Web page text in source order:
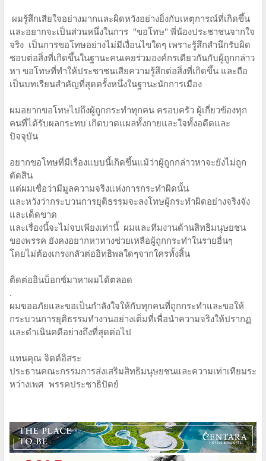
ผมรู้สึกเสียใจอย่างมากและผิดหวังอย่างยิ่งกับเหตุการณ์ที่เกิดขึ้น
และอยากจะเป็นส่วนหนึ่ง​ในการ "ขอโทษ" พี่น้องประชาชน​จากใจ
จริง เป็น​การขอโทษ​อย่างไม่มีเงื่อนไขใดๆ เพราะรู้สึก​สำนึกรับผิด
ชอบ​ต่อสิ่งที่เกิดขึ้น​ในฐานะคนเคยร่วมองค์กร​เดียวกัน​กับผู้ถูกกล่าว
หา ขอโทษ​ที่ทำให้ประชาชน​เสียความรู้สึก​ต่อสิ่งที่เกิดขึ้น​ และถือ
เป็น​บทเรียน​สำคัญ​ที่สุดครั้งหนึ่ง​ในฐานะ​นักการเมือง​
ผมอยากขอโทษ​ไปถึงผู้​ถูก​กระทำทุกคน ครอบครัว​ ผู้เกี่ยวข้อง​ทุก
คนที่ได้รับผลกระทบ​ เกิดบาดแผลทั้งกายและใจทั้งอดีตและ
ปัจจุบัน​
อยากขอโทษ​ที่มีเรื่องแบบนี้​เกิดขึ้น​แม้ว่าผู้ถูกกล่าวหา​จะยังไม่ถูก
ตัดสิน
แต่ผมเ​ชื่อว่า​มีมูลความจริง​แห่งการกระทำผิดนั้น
และหวังว่ากระบวนการ​ยุติธรรม​จะลงโทษ​ผู้กระทำผิด​อย่าง​จริงจัง
และเด็ดขาด
และเรื่องนี้จะไม่จบเพียงเท่านี้​ ผมและทีมงานด้านสิทธิม​นุษยชน
ของพรรค ยังคงอยากหาทางช่วยเหลือ​ผู้ถูกกระทำในรายอื่นๆ
โดยไม่ต้องเกรงกลัว​ต่ออิทธิพล​ใดๆจากใครทั้งสิ้น
ติดต่อ​อินบ็อกซ์​มาหาผมได้ตลอด
.
ผมขออภัยและขอเป็นกำลังใจให้กับทุกคนที่ถูก​กระทำและขอให้
กระบวนการ​ยุติธรรม​ทำงานอย่างเต็มที่​เพื่อนำความจริงให้ปรากฏ​
และดำเนินคดีอย่างถึงที่​สุดต่อไป
แทนคุณ​ จิตต์​อิสระ
ประธานคณะกรรมการ​ส่งเสริม​สิทธิ​มนุษยชนและ​ความเท่า​เทีย​มระ
หว่าง​เพศ​ พรรค​ประชาธิปั​ตย์